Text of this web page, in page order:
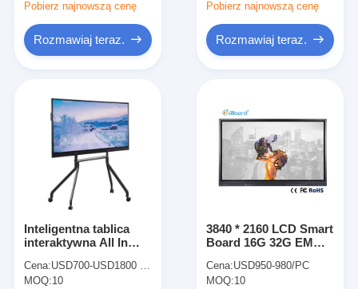
Interaktywna tablica projektora
Interaktywna podstawka do tablicy
Wizualizer Kamera dokumentacyjna
projektor
Kiosk z ekranem dotykowym
Cyfrowe oznakowanie
Pobierz najnowszą cenę
Rozmawiaj teraz.
Pobierz najnowszą cenę
Rozmawiaj teraz.
Inteligentna tablica
interaktywna All In
Cena:USD700-USD1800 per pieces
MOQ:10
3840 * 2160 LCD Smart
Board 16G 32G EMMC
Cena:USD950-980/PC
MOQ:10